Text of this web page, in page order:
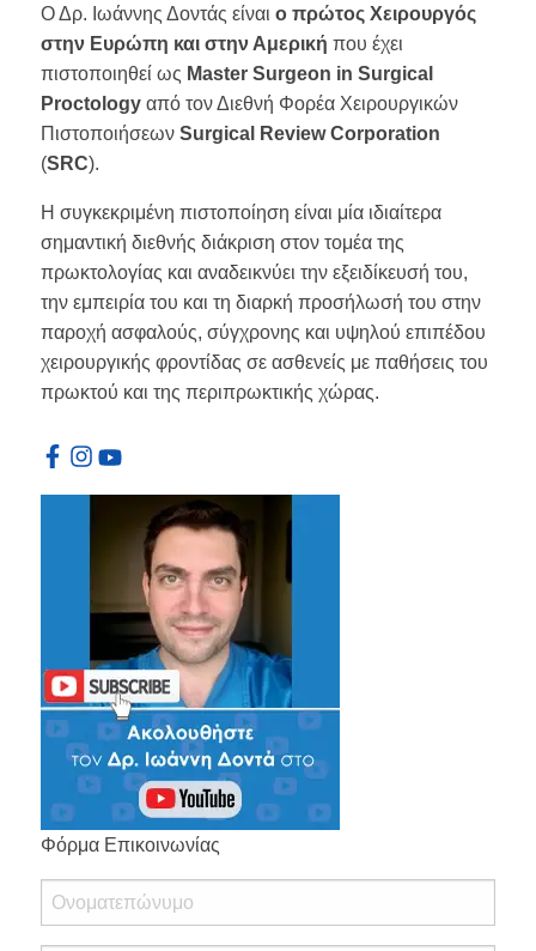
Ο Δρ. Ιωάννης Δοντάς είναι ο πρώτος Χειρουργός
στην Ευρώπη και στην Αμερική που έχει
πιστοποιηθεί ως Master Surgeon in Surgical
Proctology από τον Διεθνή Φορέα Χειρουργικών
Πιστοποιήσεων Surgical Review Corporation
(SRC).
Η συγκεκριμένη πιστοποίηση είναι μία ιδιαίτερα
σημαντική διεθνής διάκριση στον τομέα της
πρωκτολογίας και αναδεικνύει την εξειδίκευσή του,
την εμπειρία του και τη διαρκή προσήλωσή του στην
παροχή ασφαλούς, σύγχρονης και υψηλού επιπέδου
χειρουργικής φροντίδας σε ασθενείς με παθήσεις του
πρωκτού και της περιπρωκτικής χώρας.
Φόρμα Επικοινωνίας